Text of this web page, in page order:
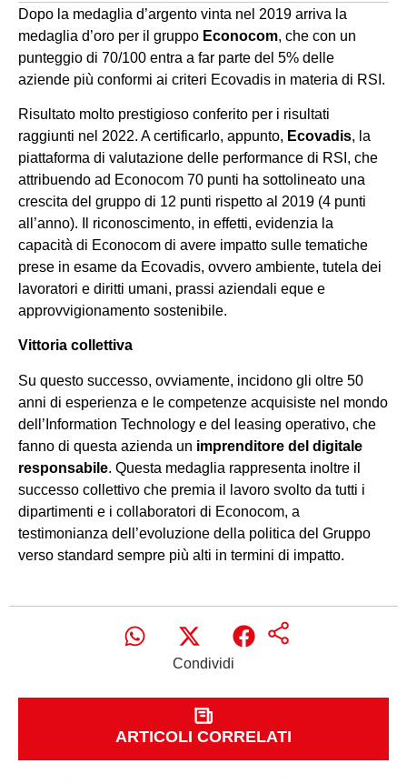
Dopo la medaglia d’argento vinta nel 2019 arriva la
medaglia d’oro per il gruppo Econocom , che con un
punteggio di 70/100 entra a far parte del 5% delle
aziende più conformi ai criteri Ecovadis in materia di RSI.
Risultato molto prestigioso conferito per i risultati
raggiunti nel 2022. A certificarlo, appunto, Ecovadis, la
piattaforma di valutazione delle performance di RSI, che
attribuendo ad Econocom 70 punti ha sottolineato una
crescita del gruppo di 12 punti rispetto al 2019 (4 punti
all’anno). Il riconoscimento, in effetti, evidenzia la
capacità di Econocom di avere impatto sulle tematiche
prese in esame da Ecovadis, ovvero ambiente, tutela dei
lavoratori e diritti umani, prassi aziendali eque e
approvvigionamento sostenibile.
Vittoria collettiva
Su questo successo, ovviamente, incidono gli oltre 50
anni di esperienza e le competenze acquisiste nel mondo
dell’Information Technology e del leasing operativo, che
fanno di questa azienda un imprenditore del digitale
responsabile. Questa medaglia rappresenta inoltre il
successo collettivo che premia il lavoro svolto da tutti i
dipartimenti e i collaboratori di Econocom, a
testimonianza dell’evoluzione della politica del Gruppo
verso standard sempre più alti in termini di impatto.
Condividi
ARTICOLI CORRELATI